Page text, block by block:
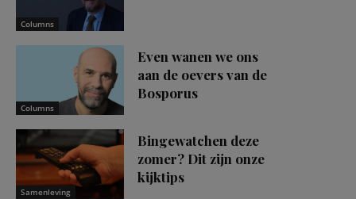
Columns
Columns
Even wanen we ons
aan de oevers van de
Bosporus
Samenleving
Bingewatchen deze
zomer? Dit zijn onze
kijktips